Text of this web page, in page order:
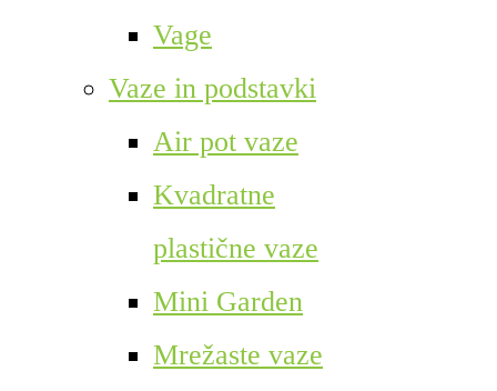
Vage
Vaze in podstavki
Air pot vaze
Kvadratne
plastične vaze
Mini Garden
Mrežaste vaze